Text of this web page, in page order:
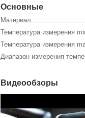
Основные
Материал
Температура измерения
Температура измерения
Диапазон измерения
Видеообзоры